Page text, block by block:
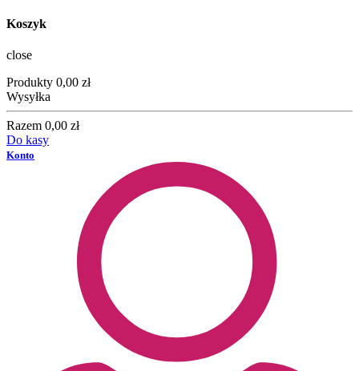
Koszyk
close
Produkty 0,00 zł
Wysyłka
Razem 0,00 zł
Do kasy
Konto